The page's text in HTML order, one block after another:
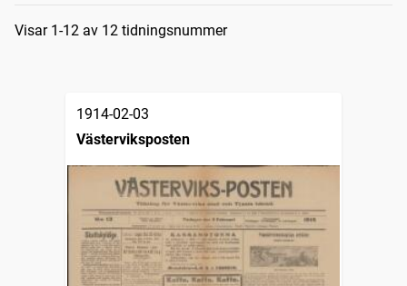
Sökresultat
Visar 1-12 av 12 tidningsnummer
1914-02-03
Västerviksposten